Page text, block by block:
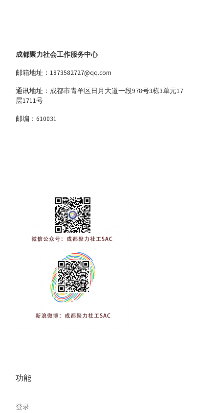
成都聚力社会工作服务中心
邮箱地址：1873582727@qq.com
通讯地址：成都市青羊区日月大道一段978号3栋3单元17
层1711号
邮编：610031
功能
登录